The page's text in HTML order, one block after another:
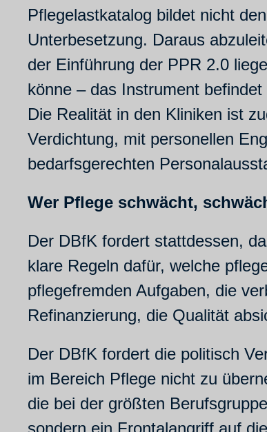
Pflegelastkatalog bildet nicht
Unterbesetzung. Daraus
der Einführung der PPR 2.0
könne – das Instrument
Die Realität in den Kliniken ist
Verdichtung, mit personellen
bedarfsgerechten
Wer Pflege schwächt,
Der DBfK fordert stattdessen,
klare Regeln dafür, welche
pflegefremden Aufgaben, die
Refinanzierung, die Qualität
Der DBfK fordert die politisch
im Bereich Pflege nicht zu
die bei der größten
sondern ein Frontalangriff auf